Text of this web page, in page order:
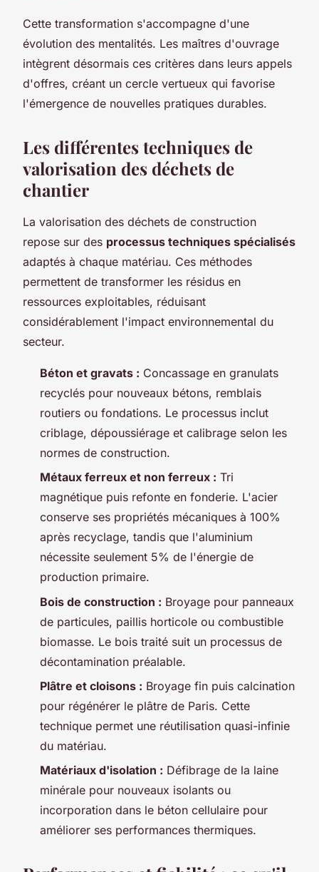
Cette transformation s'accompagne d'une
évolution des mentalités. Les maîtres d'ouvrage
intègrent désormais ces critères dans leurs appels
d'offres, créant un cercle vertueux qui favorise
l'émergence de nouvelles pratiques durables.
Les différentes techniques de
valorisation des déchets de
chantier
La valorisation des déchets de construction
repose sur des processus techniques spécialisés
adaptés à chaque matériau. Ces méthodes
permettent de transformer les résidus en
ressources exploitables, réduisant
considérablement l'impact environnemental du
secteur.
Béton et gravats : Concassage en granulats
recyclés pour nouveaux bétons, remblais
routiers ou fondations. Le processus inclut
criblage, dépoussiérage et calibrage selon les
normes de construction.
Métaux ferreux et non ferreux : Tri
magnétique puis refonte en fonderie. L'acier
conserve ses propriétés mécaniques à 100%
après recyclage, tandis que l'aluminium
nécessite seulement 5% de l'énergie de
production primaire.
Bois de construction : Broyage pour panneaux
de particules, paillis horticole ou combustible
biomasse. Le bois traité suit un processus de
décontamination préalable.
Plâtre et cloisons : Broyage fin puis calcination
pour régénérer le plâtre de Paris. Cette
technique permet une réutilisation quasi-infinie
du matériau.
Matériaux d'isolation : Défibrage de la laine
minérale pour nouveaux isolants ou
incorporation dans le béton cellulaire pour
améliorer ses performances thermiques.